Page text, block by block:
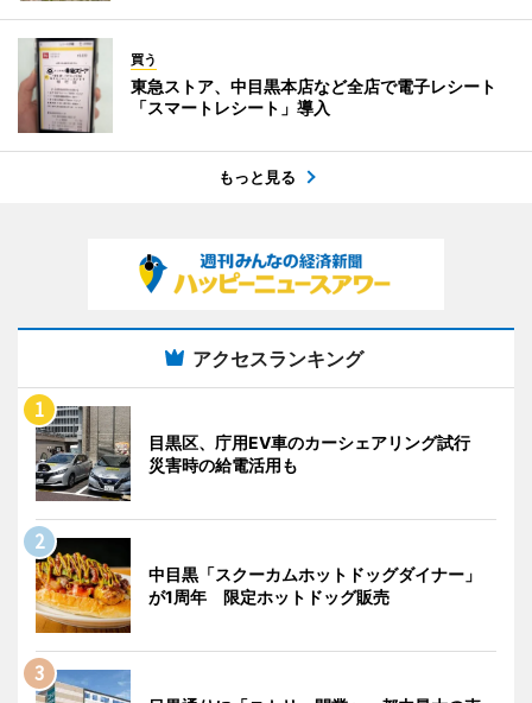
買う
東急ストア、中目黒本店など全店で電子レシート
「スマートレシート」導入
もっと見る
アクセスランキング
目黒区、庁用EV車のカーシェアリング試行
災害時の給電活用も
中目黒「スクーカムホットドッグダイナー」
が1周年 限定ホットドッグ販売